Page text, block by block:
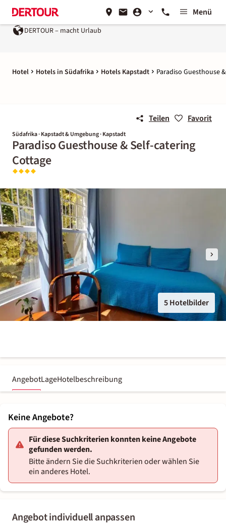
Menü
DERTOUR – macht Urlaub
Hotel Hotels in Südafrika Hotels Kapstadt Paradiso Guesthouse
Teilen Favorit
Südafrika · Kapstadt & Umgebung · Kapstadt
Paradiso Guesthouse & Self-catering
Cottage
5 Hotelbilder
AngebotLageHotelbeschreibung
Angebot individuell anpassen
Keine Angebote?
Für diese Suchkriterien konnten keine Angebote
gefunden werden.
Bitte ändern Sie die Suchkriterien oder wählen Sie
ein anderes Hotel.